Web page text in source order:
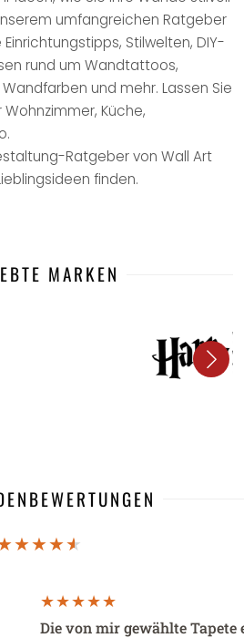
umfangreichen Ratgeber
Stilwelten, DIY-
rund um Wandtattoos,
und mehr. Lassen Sie
Küche,
Ratgeber von Wall Art
finden.
MARKEN
Die von mir gewählte